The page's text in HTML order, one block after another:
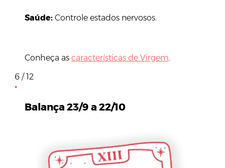
Saúde:Controle estados nervosos.
Conheça as características de Virgem
6 / 12
Balança 23/9 a 22/10